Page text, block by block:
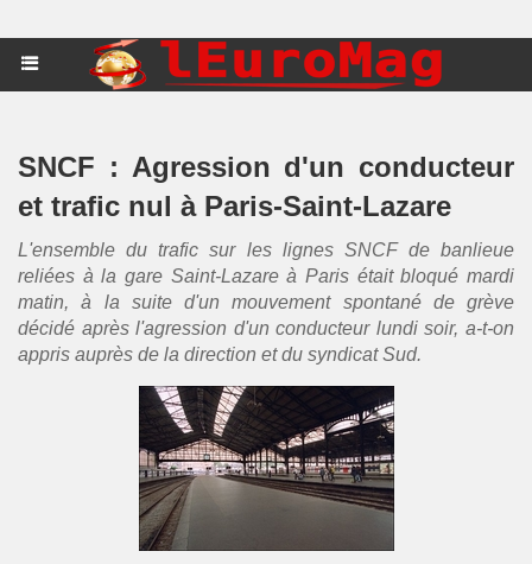
SNCF : Agression d'un conducteur
et trafic nul à Paris-Saint-Lazare
L'ensemble du trafic sur les lignes SNCF de banlieue
reliées à la gare Saint-Lazare à Paris était bloqué mardi
matin, à la suite d'un mouvement spontané de grève
décidé après l'agression d'un conducteur lundi soir, a-t-on
appris auprès de la direction et du syndicat Sud.